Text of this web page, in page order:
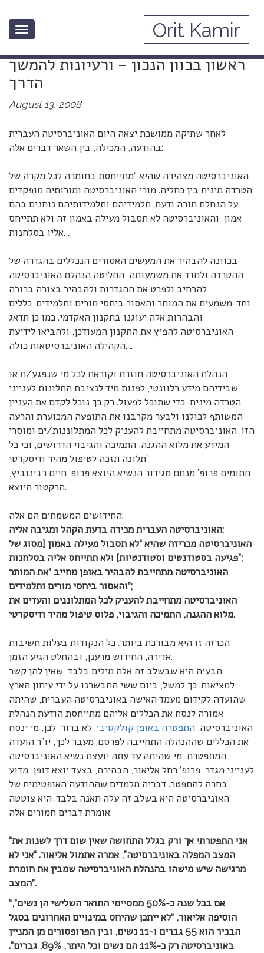
Toggle
Orit Kamir
ברכות לאוניברסיטה העברית על צעד
ראשון בכוון הנכון – ורעיונות להמשך
הדרך
August 13, 2008
לאחר שתיקה ממושכת יצאה היום האוניברסיטה העברית
בהודעה, המכילה, בין השאר דברים אלה:
האוניברסיטה מצהירה שהיא “מתייחסת בחומרה לכל מקרה של
הטרדה מינית בין כתליה. מורי האוניברסיטה ומורותיה מופקדים
על הנחלת תורה ודעת. תלמידיהם ותלמידותיהם נותנים בהם
אמון, והאוניברסיטה לא תסבול מעילה באמון זה ולא תתייחס
אליו בסלחנות. …
בכוונה להבהיר את המעשים האסורים הנכללים בהגדרה של
ההטרדה ולחדד את משמעותה, החליטה הנהלת האוניברסיטה
להרחיב ולפרט את ההגדרות ולהבהיר בצורה ברורה
וחד-משמעית את המותר והאסור ביחסי מורים ותלמידים. כללים
והבהרות אלה יעוגנו בתקנון האקדמי. כמו כן תדאג
האוניברסיטה להפיץ את התקנון המעודכן, ולהביאו לידיעת
הקהילה האוניברסיטאות כולה. …
הנהלת האוניברסיטה חוזרת וקוראת לכל מי שנפגע/ת או
שבידיהם מידע רלוונטי, לפנות מיד לנציבת התלונות לענייני
הטרדה מינית, כדי שתוכל לפעול. רק כך נוכל לקדם את העניין
המשותף לכולנו ולבער מקרבנו את התופעה המכוערת והרעה
הזו. האוניברסיטה מתחייבת להעניק לכל המתלוננות/ים ומוסרי
המידע את מלוא ההגנה, התמיכה והגיבוי הדרושים, וכי כל
תלונה תזכה לטיפול מהיר ודיסקרטי”.
חתומים פרופ’ מנחם מגידור הנשיא היוצא פרופ’ חיים רבינוביץ,
הרקטור היוצא.
החידושים המשמחים הם אלה:
האוניברסיטה העברית מכירה בדעת הקהל ומגיבה אליה;
האוניברסיטה מכריזה שהיא “לא תסבול מעילה באמון [מסוג של
פגיעה בסטודנטים וסטודנטיות] ולא תתייחס אליה בסלחנות”;
האוניברסיטה מתחייבת להבהיר באופן מחייב “את המותר
והאסור ביחסי מורים ותלמידים”;
האוניברסיטה מתחייבת להעניק לכל המתלוננים והעדים את
מלוא ההגנה, התמיכה והגיבוי, פלוס טיפול מהיר ודיסקרטי.
הכרזה זו היא מבורכת ביותר. כל הנקודות בעלות חשיבות
אדירה, החידוש מרענן, ובהחלט הגיע הזמן.
הבעיה היא שבשלב זה אלה מילים בלבד, שאין להן קשר
למציאות. כך למשל, ביום ששי התבשרנו על ידי עיתון הארץ
שהועדה לקידום מעמד האישה באוניברסיטה העברית, שהיתה
אמורה לנסח את הכללים אליהם מתייחסת הודעת הנהלת
האוניברסיטה, התפטרה באופן קולקטיבי. לא ברור, לכן, מי ינסח
את הכללים שההנהלה התחייבה לפרסם. מעבר לכך, יו”ר הועדה
המתפטרת, מי שהיתה עד עתה יועצת נשיא האוניברסיטה
לענייני מגדר, פרופ’ רחל אליאור, הבהירה, בצעד יוצא דופן, מדוע
בחרה להתפטר. דבריה מלמדים שההודעה האופטימית של
האוניברסיטה היא בשלב זה עלה תאנה בלבד. היא צוטטה
אומרת דברים חמורים אלה:
“אני התפטרתי אך ורק בגלל התחושה שאין שום דרך לשנות את
המצב המפלה באוניברסיטה”, אמרה אתמול אליאור. “אני לא
מרגישה שיש מישהו בהנהלת האוניברסיטה שמבין את חומרת
המצב”.
“אם בכל שנה כ-50% ממסיימי התואר השלישי הן נשים”,
הוסיפה אליאור, “לא ייתכן שהיחס במינויים האחרונים בסגל
הבכיר הוא 55 גברים ו-11 נשים, ובין הפרופסורים מן המניין
באוניברסיטה רק כ-11% הם נשים וכל היתר, 89%, גברים”.